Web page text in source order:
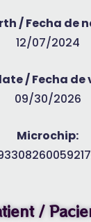
/ Fecha de
12/07/2024
/ Fecha
09/30/2026
Microchip:
/